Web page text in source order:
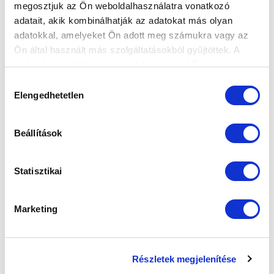
megosztjuk az Ön weboldalhasználatra vonatkozó
adatait, akik kombinálhatják az adatokat más olyan
adatokkal, amelyeket Ön adott meg számukra vagy az
Ön által használt más szolgáltatásokból gyűjtöttek. A
weboldalon való böngészés folytatásával Ön hozzájárul a
kiválasztása
Elengedhetetlen
Beállítások
Statisztikai
Marketing
Részletek megjelenítése
2026-07-31
Hasznos edzőmeccsen győztük le az ETO
Akadémiát.
VENDÉGEI LESZÜNK - BEMUTATJUK